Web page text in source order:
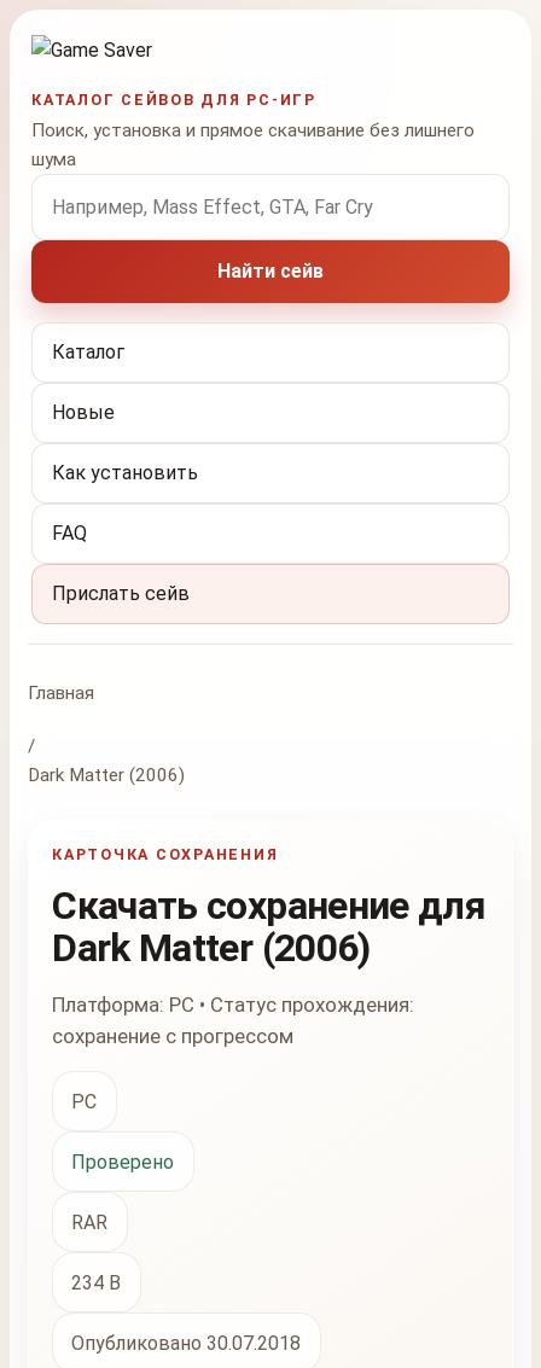
КАТАЛОГ СЕЙВОВ ДЛЯ PC-ИГР
Поиск, установка и прямое скачивание без лишнего
шума
Поиск по названию игры
Найти сейв
Каталог
Новые
Как установить
FAQ
Прислать сейв
Главная
/
Dark Matter (2006)
КАРТОЧКА СОХРАНЕНИЯ
Скачать сохранение для
Dark Matter (2006)
Платформа: PC • Статус прохождения:
сохранение с прогрессом
PC
Проверено
RAR
234 B
Опубликовано 30.07.2018